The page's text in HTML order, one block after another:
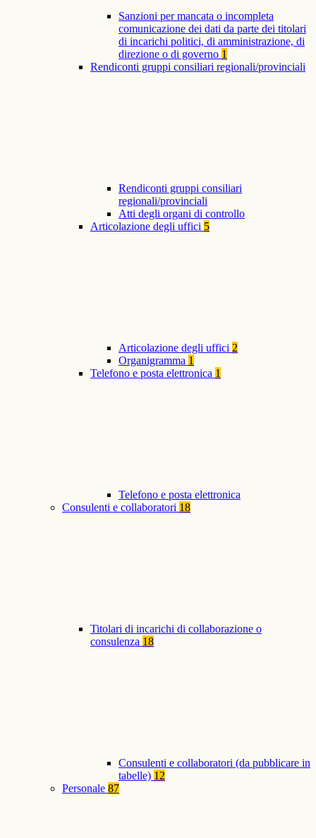
Sanzioni per mancata o incompleta
comunicazione dei dati da parte dei titolari
di incarichi politici, di amministrazione, di
direzione o di governo 1
Rendiconti gruppi consiliari regionali/provinciali
Rendiconti gruppi consiliari
regionali/provinciali
Atti degli organi di controllo
Articolazione degli uffici 5
Articolazione degli uffici 2
Organigramma 1
Telefono e posta elettronica 1
Telefono e posta elettronica
Consulenti e collaboratori 18
Titolari di incarichi di collaborazione o
consulenza 18
Consulenti e collaboratori (da pubblicare in
tabelle) 12
Personale 87